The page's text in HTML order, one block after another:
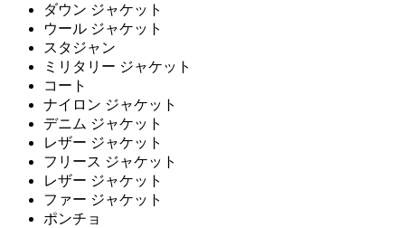
ダウン ジャケット
ウール ジャケット
スタジャン
ミリタリー ジャケット
コート
ナイロン ジャケット
デニム ジャケット
レザー ジャケット
フリース ジャケット
レザー ジャケット
ファー ジャケット
ポンチョ